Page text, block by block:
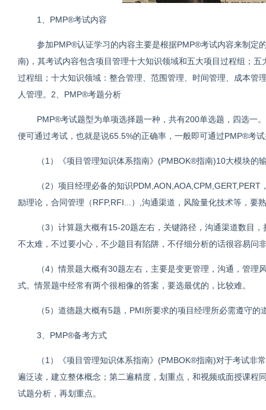
1、PMP®考试内容
参加PMP®认证学习的内容主要是根据PMP®考试内容来制定
南)，其考试内容包含项目管理十大知识领域和五大项目过程组；
过程组；十大知识领域：整合管理、范围管理、时间管理、成本
人管理。2、PMP®考题分析
PMP®考试题型为单项选择题一种，共有200单选题，四选一
便可通过考试，也就是说65.5%的正确率，一般即可通过PMP®考
（1）《项目管理知识体系指南》(PMBOK®指南)10大模块的
（2）项目经理必备的知识
励理论，合同管理（RFP,RFI...）,沟通渠道，风险量化技术等，要
（3）计算题大概有15-20题左右，关键路径，沟通渠道数目
不太难，不过要小心，不少题目有陷阱，不仔细分析的话很容易问
（4）情景题大概有30题左右，主要是变更管理，沟通，管
式。情景题中经常有两个很相像的答案，要选最优的，比较难。
（5）道德题大概有5题，PMI所要求的项目经理所必需遵守
3、PMP®备考方式
（1）《项目管理知识体系指南》(PMBOK®指南)对于考试
遍泛读，建立整体概念；第二遍精度，划重点，和视频或面授课
试题分析，再划重点。